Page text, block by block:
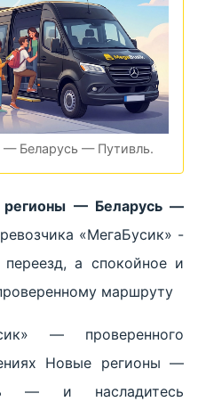
Беларусь — Путивль.
регионы — Беларусь —
«МегаБусик» -
а спокойное и
маршруту
— проверенного
Новые регионы —
— и насладитесь